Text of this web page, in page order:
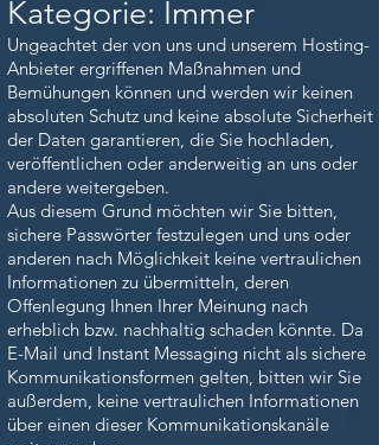
Kategorie: Immer
Ungeachtet der von uns und unserem Hosting-
Anbieter ergriffenen Maßnahmen und
Bemühungen können und werden wir keinen
absoluten Schutz und keine absolute Sicherheit
der Daten garantieren, die Sie hochladen,
veröffentlichen oder anderweitig an uns oder
andere weitergeben.
Aus diesem Grund möchten wir Sie bitten,
sichere Passwörter festzulegen und uns oder
anderen nach Möglichkeit keine vertraulichen
Informationen zu übermitteln, deren
Offenlegung Ihnen Ihrer Meinung nach
erheblich bzw. nachhaltig schaden könnte. Da
E-Mail und Instant Messaging nicht als sichere
Kommunikationsformen gelten, bitten wir Sie
außerdem, keine vertraulichen Informationen
über einen dieser Kommunikationskanäle